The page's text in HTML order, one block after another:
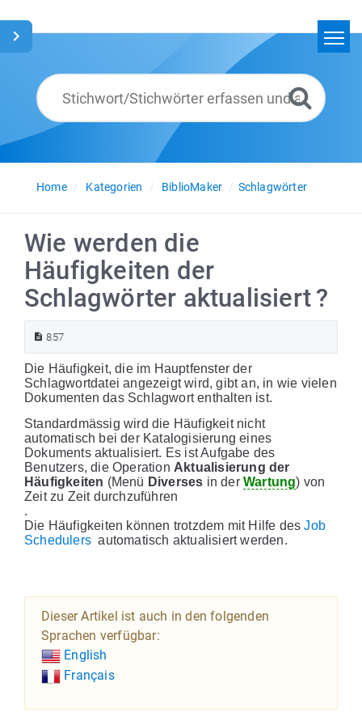
Glossar
Deutsch
Home
Kategorien BiblioMaker Schlagwörter
Wie werden die
Häufigkeiten der
Schlagwörter aktualisiert ?
857
Die Häufigkeit, die im Hauptfenster der
Schlagwortdatei angezeigt wird, gibt an, in wie vielen
Dokumenten das Schlagwort enthalten ist.
Standardmässig wird die Häufigkeit nicht
automatisch bei der Katalogisierung eines
Dokuments aktualisiert. Es ist Aufgabe des
Benutzers, die Operation Aktualisierung der
Häufigkeiten (Menü Diverses in derWartung) von
Zeit zu Zeit durchzuführen
.
Die Häufigkeiten können trotzdem mit Hilfe desJob
Schedulers automatisch aktualisiert werden.
Dieser Artikel ist auch in den folgenden
Sprachen verfügbar:
English
Français